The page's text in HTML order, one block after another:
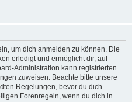
um dich anmelden zu können. Die
erledigt und ermöglicht dir, auf
Administration kann registrierten
zuweisen. Beachte bitte unsere
Regelungen, bevor du dich
Forenregeln, wenn du dich in